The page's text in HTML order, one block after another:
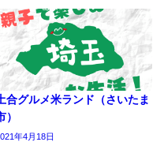
合グルメ米ランド（さいたま
）
年4月18日